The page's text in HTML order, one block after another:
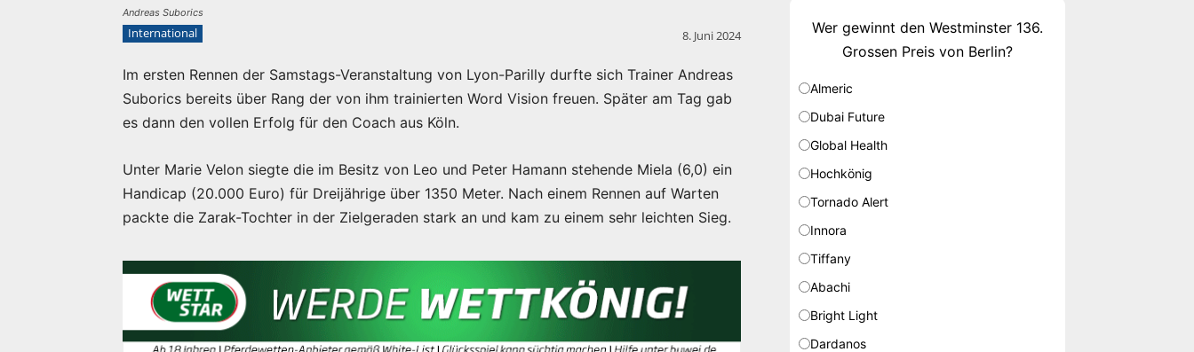
Andreas Suborics
International 8. Juni 2024
Im ersten Rennen der Samstags-Veranstaltung von Lyon-Parilly durfte sich Trainer Andreas
Suborics bereits über Rang der von ihm trainierten Word Vision freuen. Später am Tag gab
es dann den vollen Erfolg für den Coach aus Köln.
Unter Marie Velon siegte die im Besitz von Leo und Peter Hamann stehende Miela (6,0) ein
Handicap (20.000 Euro) für Dreijährige über 1350 Meter. Nach einem Rennen auf Warten
packte die Zarak-Tochter in der Zielgeraden stark an und kam zu einem sehr leichten Sieg.
Wer gewinnt den Westminster 136.
Grossen Preis von Berlin?
Almeric
Dubai Future
Global Health
Hochkönig
Tornado Alert
Innora
Tiffany
Abachi
Bright Light
Dardanos